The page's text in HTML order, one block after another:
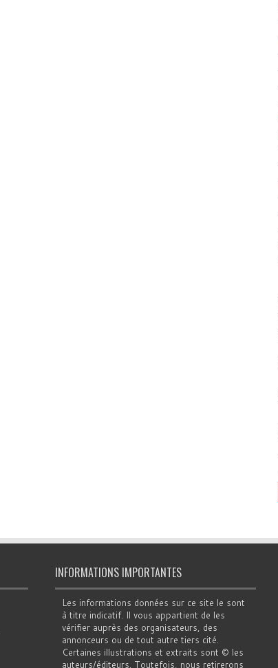
INFORMATIONS IMPORTANTES
Les informations données sur ce site le sont
à titre indicatif. Il vous appartient de les
vérifier auprès des organisateurs, des
annonceurs ou de tout autre tiers cité.
Certaines illustrations et extraits sont © les
auteurs/éditeurs. Toutefois, nous retirerons